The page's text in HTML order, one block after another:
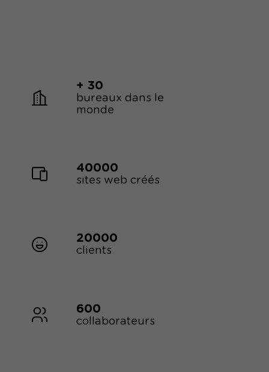
+ 30
bureaux dans le
monde
40000
sites web créés
20000
clients
600
collaborateurs